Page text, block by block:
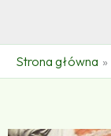
Strona główna